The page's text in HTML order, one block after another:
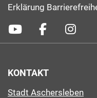
Erklärung
KONTAKT
Stadt Aschersleben